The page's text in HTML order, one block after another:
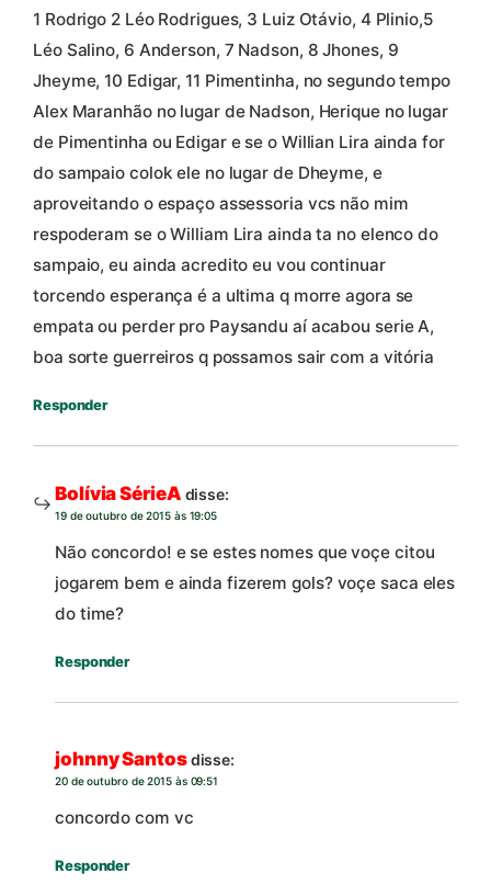
1 Rodrigo 2 Léo Rodrigues, 3 Luiz Otávio, 4 Plinio,5
Léo Salino, 6 Anderson, 7 Nadson, 8 Jhones, 9
Jheyme, 10 Edigar, 11 Pimentinha, no segundo tempo
Alex Maranhão no lugar de Nadson, Herique no lugar
de Pimentinha ou Edigar e se o Willian Lira ainda for
do sampaio colok ele no lugar de Dheyme, e
aproveitando o espaço assessoria vcs não mim
respoderam se o William Lira ainda ta no elenco do
sampaio, eu ainda acredito eu vou continuar
torcendo esperança é a ultima q morre agora se
empata ou perder pro Paysandu aí acabou serie A,
boa sorte guerreiros q possamos sair com a vitória
Responder
Bolívia SérieA disse:
19 de outubro de 2015 às 19:05
Não concordo! e se estes nomes que voçe citou
jogarem bem e ainda fizerem gols? voçe saca eles
do time?
Responder
johnny Santosdisse:
20 de outubro de 2015 às 09:51
concordo com vc
Responder